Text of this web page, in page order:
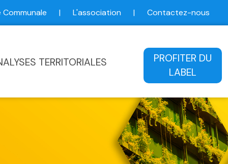
| L'association | Contactez-nous
TERRITORIALES
PROFITER DU
LABEL